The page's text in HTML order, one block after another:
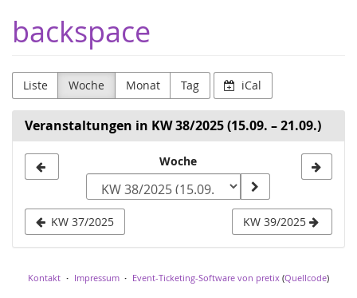
Haupt-
Inhalt
backspace
Liste Woche Monat Tag iCal
Veranstaltungen in KW 38/2025 (15.09. – 21.09.)
zur
Anzeige
auswählen
Woche
KW 37/2025 KW 39/2025
Kontakt Impressum Event-Ticketing-Software von pretix (Quellcode)